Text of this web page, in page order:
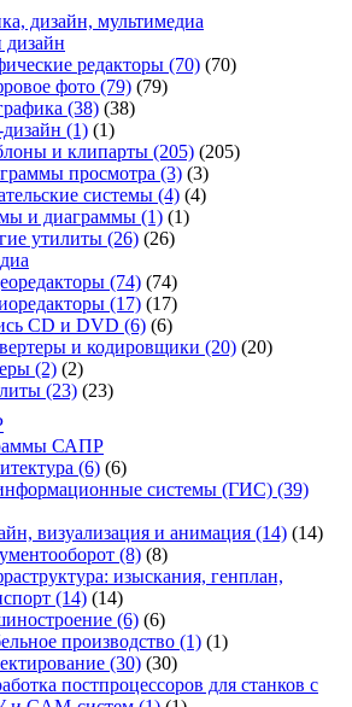
дизайн, мультимедиа
дизайн
редакторы (70) (70)
фото (79) (79)
(38) (38)
(1) (1)
и клипарты (205) (205)
просмотра (3) (3)
системы (4) (4)
и диаграммы (1) (1)
утилиты (26) (26)
(74) (74)
(17) (17)
CD и DVD (6) (6)
и кодировщики (20) (20)
(2) (2)
(23) (23)
САПР
(6) (6)
системы (ГИС) (39)
визуализация и анимация (14) (14)
(8) (8)
изыскания, генплан,
(14) (14)
(6) (6)
производство (1) (1)
(30) (30)
постпроцессоров для станков с